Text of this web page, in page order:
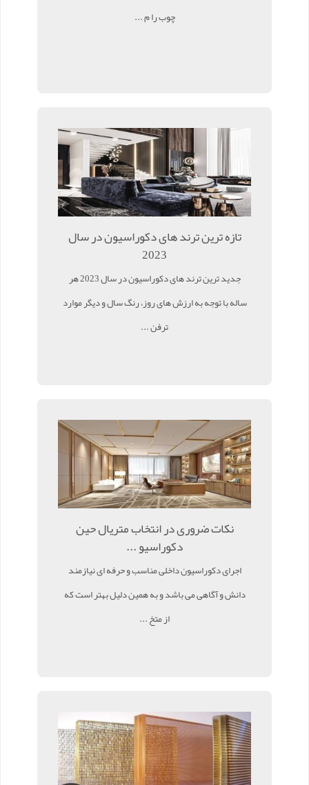
چوب را م ...
تازه ترین ترند های دکوراسیون در سال
2023
جدید ترین ترند های دکوراسیون در سال 2023 هر
ساله با توجه به ارزش های روز، رنگ سال و دیگر موارد
ترفن ...
نکات ضروری در انتخاب متریال حین
دکوراسیو ...
اجرای دکوراسیون داخلی مناسب و حرفه ای نیازمند
دانش و آگاهی می باشد و به همین دلیل بهتر است که
از متخ ...